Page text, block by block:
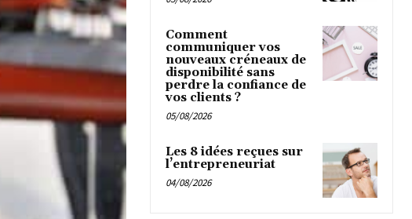
Comment
communiquer vos
nouveaux créneaux de
disponibilité sans
perdre la confiance de
vos clients ?
05/08/2026
Les 8 idées reçues sur
l’entrepreneuriat
04/08/2026